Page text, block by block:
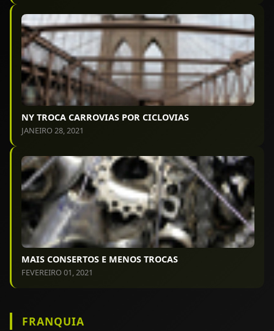
NY TROCA CARROVIAS POR CICLOVIAS
JANEIRO 28, 2021
MAIS CONSERTOS E MENOS TROCAS
FEVEREIRO 01, 2021
FRANQUIA